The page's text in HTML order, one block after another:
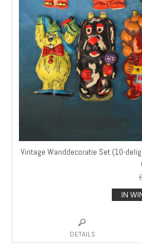
Vintage Wanddecoratie Set (10-
IN
DETAILS